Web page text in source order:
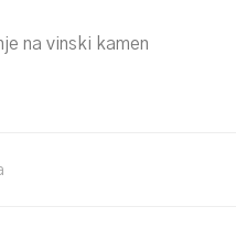
na vinski kamen